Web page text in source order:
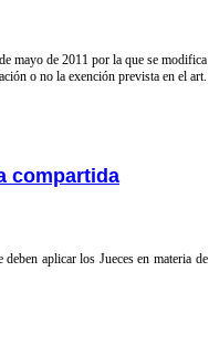
mayo de 2011 por la que se modifica
o no la exención prevista en el art.
compartida
aplicar los Jueces en materia de